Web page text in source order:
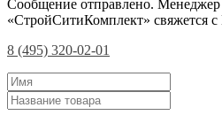
Сообщение отправлено.
«СтройСитиКомплект» свяжется
8 (495) 320-02-01